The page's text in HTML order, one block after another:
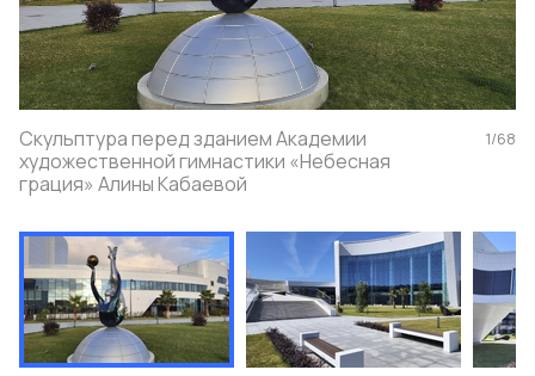
Скульптура перед зданием Академии
художественной гимнастики «Небесная
грация» Алины Кабаевой
1/68